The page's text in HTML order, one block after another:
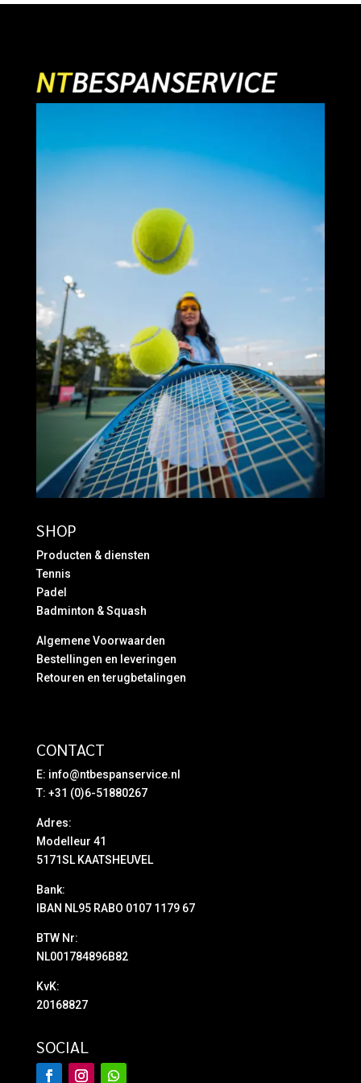
SHOP
Producten & diensten
Tennis
Padel
Badminton & Squash
Algemene Voorwaarden
Bestellingen en leveringen
Retouren en terugbetalingen
CONTACT
E: info@ntbespanservice.nl
T: +31 (0)6-51880267
Adres:
Modelleur 41
5171SL KAATSHEUVEL
Bank:
IBAN NL95 RABO 0107 1179 67
BTW Nr:
NL001784896B82
KvK:
20168827
SOCIAL